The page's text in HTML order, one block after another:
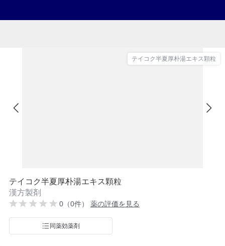
テイコク半夏厚朴湯エキス顆粒
テイコク半夏厚朴湯エキス顆粒
漢方製剤
0（0件） 薬の評価を見る
同薬効薬剤